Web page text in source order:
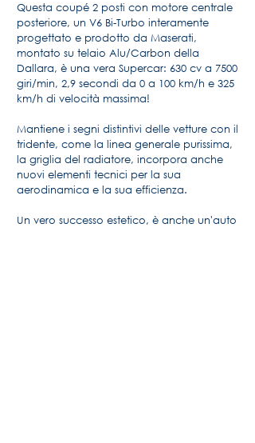
Questa coupé 2 posti con motore centrale
posteriore, un V6 Bi-Turbo interamente
progettato e prodotto da Maserati,
montato su telaio Alu/Carbon della
Dallara, è una vera Supercar: 630 cv a 7500
giri/min, 2,9 secondi da 0 a 100 km/h e 325
km/h di velocità massima!
Mantiene i segni distintivi delle vetture con il
tridente, come la linea generale purissima,
la griglia del radiatore, incorpora anche
nuovi elementi tecnici per la sua
aerodinamica e la sua efficienza.
Un vero successo estetico, è anche un'auto